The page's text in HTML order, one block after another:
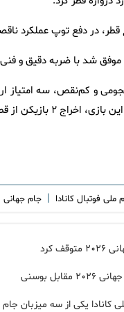
پررنگی در شکست پرگل این تیم داشت.
ملی فوتبال کانادا | جام جهانی ۲۰۲۶
کرد
بوسنی
یکی از سه میزبان جام